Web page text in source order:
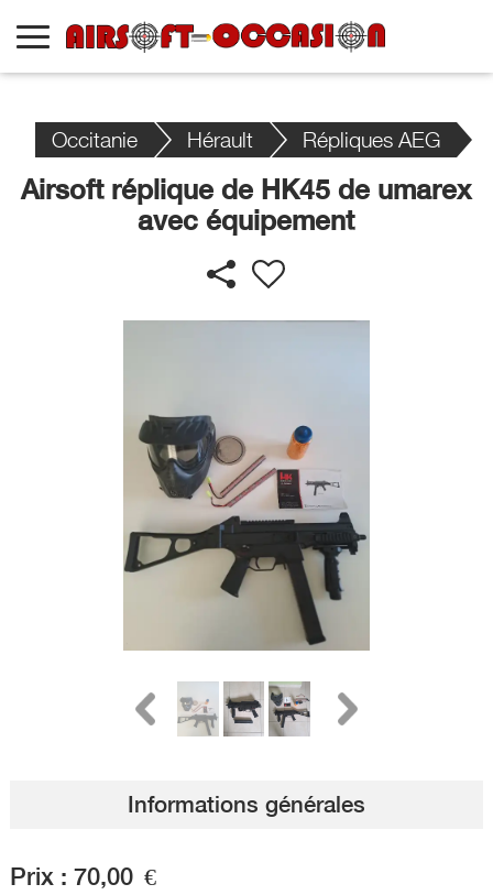
Occitanie Hérault Répliques AEG
Airsoft réplique de HK45 de umarex
avec équipement
Informations générales
Prix : 70,00 €